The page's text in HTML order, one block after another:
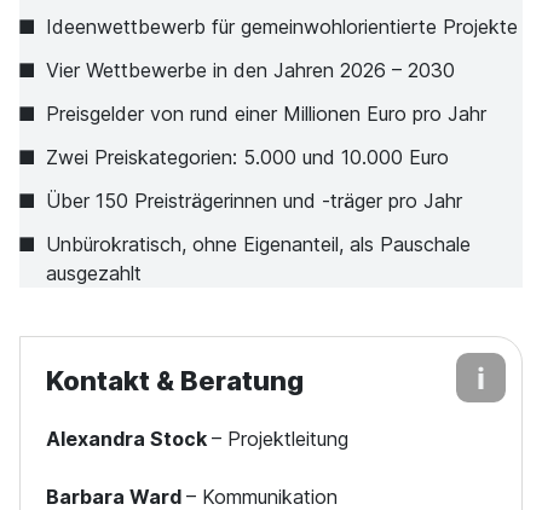
Ideenwettbewerb für gemeinwohlorientierte Projekte
Vier Wettbewerbe in den Jahren 2026 – 2030
Preisgelder von rund einer Millionen Euro pro Jahr
Zwei Preiskategorien: 5.000 und 10.000 Euro
Über 150 Preisträgerinnen und -träger pro Jahr
Unbürokratisch, ohne Eigenanteil, als Pauschale
ausgezahlt
Kontakt & Beratung
Alexandra Stock – Projektleitung
Barbara Ward – Kommunikation